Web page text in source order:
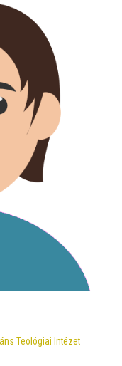
Teológiai Intézet